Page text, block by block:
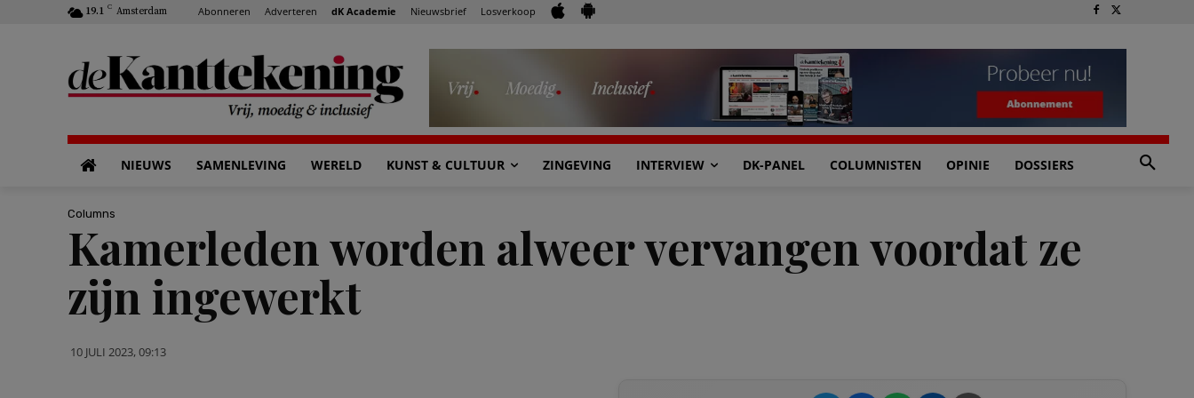
19.1 C Amsterdam Abonneren Adverteren dK Academie Nieuwsbrief Losverkoop
NIEUWS SAMENLEVING WERELD KUNST & CULTUUR ZINGEVING INTERVIEW DK-PANEL COLUMNISTEN OPINIE DOSSIERS
Columns
Kamerleden worden alweer vervangen voordat ze
zijn ingewerkt
10 JULI 2023, 09:13